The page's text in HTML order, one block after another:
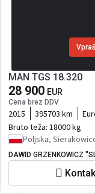
MAN TGS 18.320
28 900 EUR
Cena brez DDV
2015 395703 km
Bruto teža: 18000 kg
Poljska,
DAWID GRZENKOWICZ